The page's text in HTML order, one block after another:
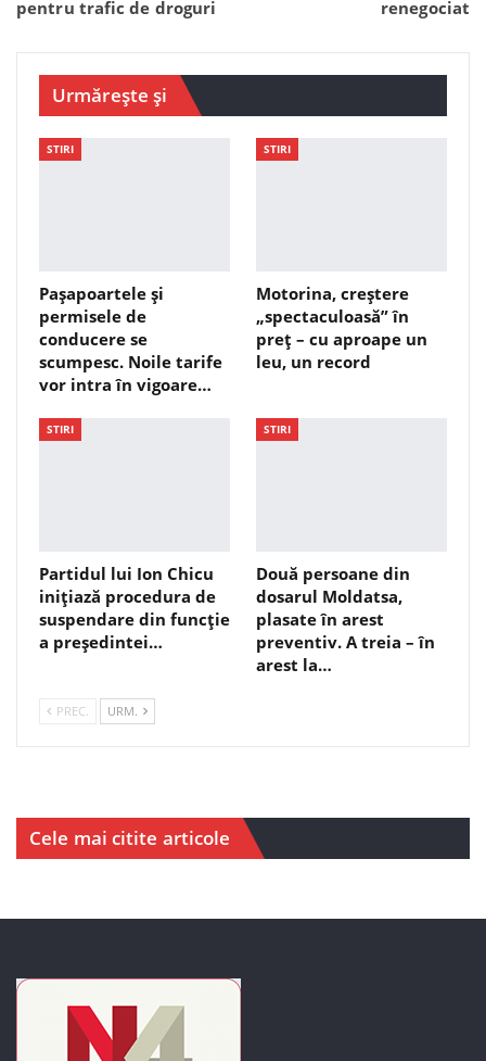
pentru trafic de droguri
renegociat
Urmărește și
STIRI
Pașapoartele și
permisele de
conducere se
scumpesc. Noile tarife
vor intra în vigoare…
STIRI
Motorina, creștere
„spectaculoasă” în
preț – cu aproape un
leu, un record
STIRI
Partidul lui Ion Chicu
inițiază procedura de
suspendare din funcție
a președintei…
STIRI
Două persoane din
dosarul Moldatsa,
plasate în arest
preventiv. A treia – în
arest la…
PREC. URM.
Cele mai citite articole